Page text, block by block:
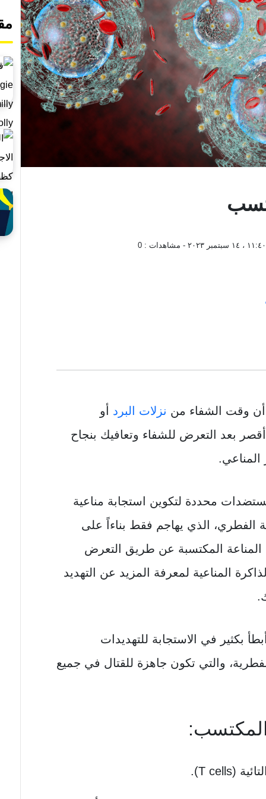
سبتمبر ٢٠٢٣ - مشاهدات : 0
وقت الشفاء من نزلات البرد أو
أقصر بعد التعرض للشفاء وتعافيك بنجاح
المناعي.
محددة لتكوين استجابة مناعية
الفطري، الذي يهاجم فقط بناءاً على
المناعة المكتسبة عن طريق التعرض
المناعية لمعرفة المزيد عن التهديد
بكثير في الاستجابة للتهديدات
والتي تكون جاهزة للقتال في جميع
المكتسب: